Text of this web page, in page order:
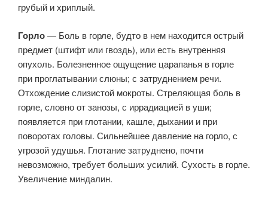
грубый и хриплый.
Горло— Боль в горле, будто в нем находится острый
предмет (штифт или гвоздь), или есть внутренняя
опухоль. Болезненное ощущение царапанья в горле
при проглатывании слюны; с затруднением речи.
Отхождение слизистой мокроты. Стреляющая боль в
горле, словно от занозы, с иррадиацией в уши;
появляется при глотании, кашле, дыхании и при
поворотах головы. Сильнейшее давление на горло, с
угрозой удушья. Глотание затруднено, почти
невозможно, требует больших усилий. Сухость в горле.
Увеличение миндалин.